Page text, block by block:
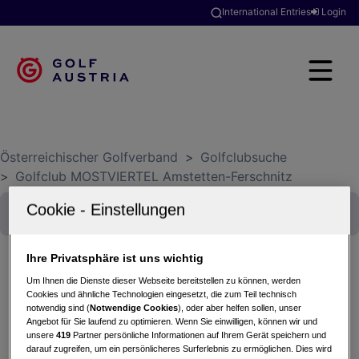
International Entries Login
Österreichischer Golfverband > Golfclubsuche
> Golfclub MOSTVIERTEL Amstetten-Ferschnitz
NÜRNBERGER Österreichische
Mannschaftsmeisterschaften MidAm Herren Div.
4C
25.06.2021
Ihre Privatsphäre ist uns wichtig
Um Ihnen die Dienste dieser Webseite bereitstellen zu können, werden
Cookies und ähnliche Technologien eingesetzt, die zum Teil technisch
notwendig sind (Notwendige Cookies), oder aber helfen sollen, unser
Angebot für Sie laufend zu optimieren. Wenn Sie einwilligen, können wir und
unsere419 Partner persönliche Informationen auf Ihrem Gerät speichern und
darauf zugreifen, um ein persönlicheres Surferlebnis zu ermöglichen. Dies wird